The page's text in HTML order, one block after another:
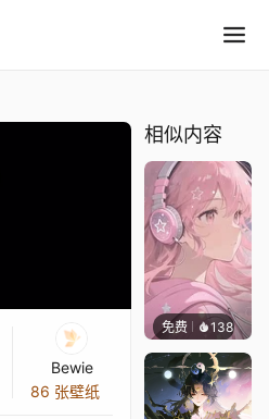
Bewie
86 张壁纸
相似内容
免费 138哆啦